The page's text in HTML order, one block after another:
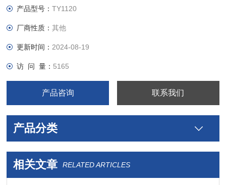
产品型号：TY1120
厂商性质：其他
更新时间： 2024-08-19
访 问 量： 5165
产品咨询 联系我们
产品分类
相关文章 RELATED ARTICLES